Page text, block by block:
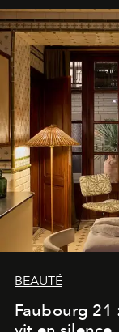
BEAUTÉ
Faubourg 21